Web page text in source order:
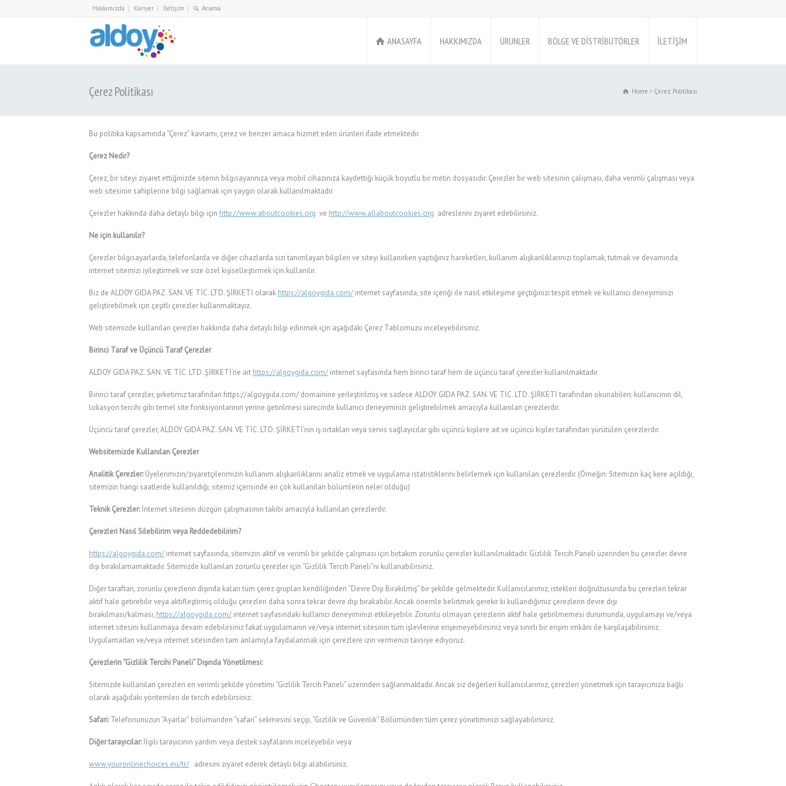
Hakkımızda Kariyer İletişim
ANASAYFA HAKKIMIZDA ÜRÜNLER BÖLGE VE DİSTRİBÜTÖRLER İLETİŞİM
Çerez Politikası Home Çerez Politikası
Bu politika kapsamında “Çerez” kavramı, çerez ve benzer amaca hizmet eden ürünleri ifade etmektedir.
Çerez Nedir?
Çerez, bir siteyi ziyaret ettiğinizde sitenin bilgisayarınıza veya mobil cihazınıza kaydettiği küçük boyutlu bir metin dosyasıdır. Çerezler bir web sitesinin çalışması, daha verimli çalışması veya
web sitesinin sahiplerine bilgi sağlamak için yaygın olarak kullanılmaktadır.
Çerezler hakkında daha detaylı bilgi için http://www.aboutcookies.org ve http://www.allaboutcookies.org adreslerini ziyaret edebilirsiniz.
Ne için kullanılır?
Çerezler bilgisayarlarda, telefonlarda ve diğer cihazlarda sizi tanımlayan bilgileri ve siteyi kullanırken yaptığınız hareketleri, kullanım alışkanlıklarınızı toplamak, tutmak ve devamında
internet sitemizi iyileştirmek ve size özel kişiselleştirmek için kullanılır.
Biz de ALDOY GIDA PAZ. SAN. VE TİC. LTD. ŞİRKETİ olarak https://algoygida.com/ internet sayfasında, site içeriği ile nasıl etkileşime geçtiğinizi tespit etmek ve kullanıcı deneyiminizi
geliştirebilmek için çeşitli çerezler kullanmaktayız.
Web sitemizde kullanılan çerezler hakkında daha detaylı bilgi edinmek için aşağıdaki Çerez Tablomuzu inceleyebilirsiniz.
Birinci Taraf ve Üçüncü Taraf Çerezler
ALDOY GIDA PAZ. SAN. VE TİC. LTD. ŞİRKETİ’ne ait https://algoygida.com/ internet sayfasında hem birinci taraf hem de üçüncü taraf çerezler kullanılmaktadır.
Birinci taraf çerezler, şirketimiz tarafından https://algoygida.com/ domainine yerleştirilmiş ve sadece ALDOY GIDA PAZ. SAN. VE TİC. LTD. ŞİRKETİ tarafından okunabilen; kullanıcının dil,
lokasyon tercihi gibi temel site fonksiyonlarının yerine getirilmesi sürecinde kullanıcı deneyiminizi geliştirebilmek amacıyla kullanılan çerezlerdir.
Üçüncü taraf çerezler, ALDOY GIDA PAZ. SAN. VE TİC. LTD. ŞİRKETİ’nin iş ortakları veya servis sağlayıcılar gibi üçüncü kişilere ait ve üçüncü kişiler tarafından yürütülen çerezlerdir.
Websitemizde Kullanılan Çerezler
Analitik Çerezler:Üyelerimizin/ziyaretçilerimizin kullanım alışkanlıklarını analiz etmek ve uygulama istatistiklerini belirlemek için kullanılan çerezlerdir. (Örneğin: Sitemizin kaç kere açıldığı,
sitemizin hangi saatlerde kullanıldığı, sitemiz içerisinde en çok kullanılan bölümlerin neler olduğu)
Teknik Çerezler:İnternet sitesinin düzgün çalışmasının takibi amacıyla kullanılan çerezlerdir.
Çerezleri Nasıl Silebilirim veya Reddedebilirim?
https://algoygida.com/ internet sayfasında, sitemizin aktif ve verimli bir şekilde çalışması için birtakım zorunlu çerezler kullanılmaktadır. Gizlilik Tercih Paneli üzerinden bu çerezler devre
dışı bırakılamamaktadır. Sitemizde kullanılan zorunlu çerezler için “Gizlilik Tercih Paneli”ni kullanabilirsiniz.
Diğer taraftan, zorunlu çerezlerin dışında kalan tüm çerez grupları kendiliğinden “Devre Dışı Bırakılmış” bir şekilde gelmektedir. Kullanıcılarımız, istekleri doğrultusunda bu çerezleri tekrar
aktif hale getirebilir veya aktifleştirmiş olduğu çerezleri daha sonra tekrar devre dışı bırakabilir. Ancak önemle belirtmek gerekir ki kullandığımız çerezlerin devre dışı
bırakılması/kalması, https://algoygida.com/ internet sayfasındaki kullanıcı deneyiminizi etkileyebilir. Zorunlu olmayan çerezlerin aktif hale getirilmemesi durumunda, uygulamayı ve/veya
internet sitesini kullanmaya devam edebilirsiniz fakat uygulamanın ve/veya internet sitesinin tüm işlevlerine erişemeyebilirsiniz veya sınırlı bir erişim imkânı ile karşılaşabilirsiniz.
Uygulamadan ve/veya internet sitesinden tam anlamıyla faydalanmak için çerezlere izin vermenizi tavsiye ediyoruz.
Çerezlerin “Gizlilik Tercihi Paneli” Dışında Yönetilmesi:
Sitemizde kullanılan çerezleri en verimli şekilde yönetimi “Gizlilik Tercih Paneli” üzerinden sağlanmaktadır. Ancak siz değerleri kullanıcılarımız, çerezleri yönetmek için tarayıcınıza bağlı
olarak aşağıdaki yöntemleri de tercih edebilirsiniz:
Safari:Telefonunuzun “Ayarlar” bölümünden “safari” sekmesini seçip, “Gizlilik ve Güvenlik” Bölümünden tüm çerez yönetiminizi sağlayabilirsiniz.
Diğer tarayıcılar:İlgili tarayıcının yardım veya destek sayfalarını inceleyebilir veya
www.youronlinechoices.eu/tr/ adresini ziyaret ederek detaylı bilgi alabilirsiniz.